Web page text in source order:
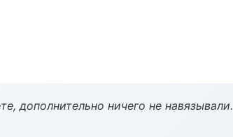
дополнительно ничего не навязывали.